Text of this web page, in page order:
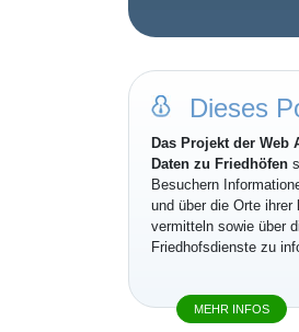
Dieses
Das Projekt der
Daten zu Friedhöfen
Besuchern
und über die Orte
vermitteln sowie über
Friedhofsdienste zu
MEHR INFOS